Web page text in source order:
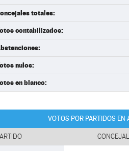
totales:
contabilizados:
nulos:
en blanco:
VOTOS POR PARTIDOS EN